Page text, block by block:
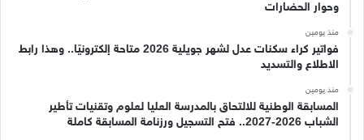
وحوار الحضارات
منذ يومين
فواتير كراء سكنات عدل لشهر جويلية 2026 متاحة إلكترونيًا.. وهذا رابط
الاطلاع والتسديد
منذ يومين
المسابقة الوطنية للالتحاق بالمدرسة العليا لعلوم وتقنيات تأطير
الشباب 2026-2027.. فتح التسجيل ورزنامة المسابقة كاملة